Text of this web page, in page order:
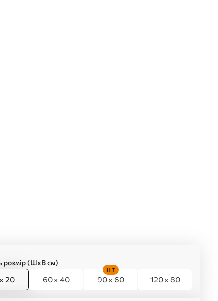
розмір (ШхВ см)
20 60 x 40 90 x 60
HIT
120 x 80